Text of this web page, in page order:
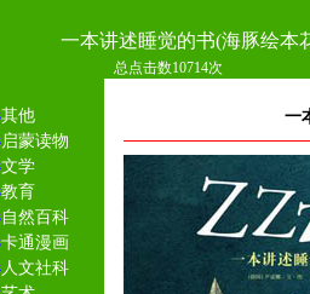
一本讲述睡觉的书(海豚绘本
总点击数10714次
其他
启蒙读物
文学
教育
自然百科
卡通漫画
人文社科
一